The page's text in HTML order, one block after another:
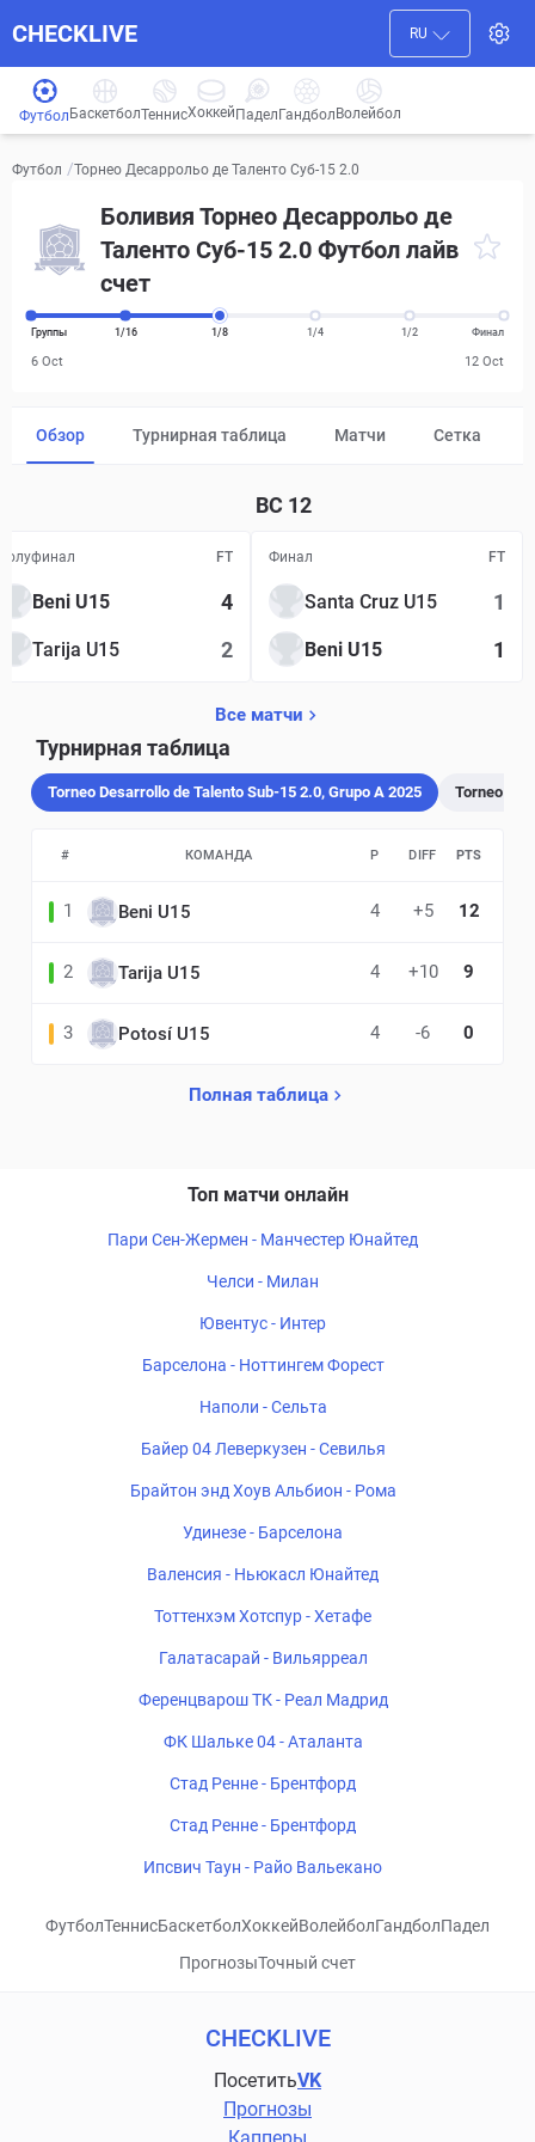
CHECKLIVE RU
Футбол БаскетболТеннисХоккей ПаделГандбол Волейбол
Футбол /Торнео Десаррольо де Таленто Суб-15 2.0
Боливия Торнео Десаррольо де
Таленто Суб-15 2.0 Футбол лайв
счет
Группы 1/16 1/8 1/4 1/2 Финал
6 Oct 12 Oct
Обзор Турнирная таблица Матчи Сетка
FT
Beni U15 4
Tarija U15 2
ВС 12
Финал FT
Santa Cruz U15 1
Beni U15 1
Все матчи
Турнирная таблица
Torneo Desarrollo de Talento Sub-15 2.0, Grupo A 2025 Torneo
# КОМАНДА P DIFF PTS
1 Beni U15 4 +5 12
2 Tarija U15 4 +10 9
3 Potosí U15 4 -6 0
Полная таблица
Топ матчи онлайн
Пари Сен-Жермен - Манчестер Юнайтед
Челси - Милан
Ювентус - Интер
Барселона - Ноттингем Форест
Наполи - Сельта
Байер 04 Леверкузен - Севилья
Брайтон энд Хоув Альбион - Рома
Удинезе - Барселона
Валенсия - Ньюкасл Юнайтед
Тоттенхэм Хотспур - Хетафе
Галатасарай - Вильярреал
Ференцварош ТК - Реал Мадрид
ФК Шальке 04 - Аталанта
Стад Ренне - Брентфорд
Стад Ренне - Брентфорд
Ипсвич Таун - Райо Вальекано
ФутболТеннисБаскетболХоккейВолейболГандболПадел
ПрогнозыТочный счет
CHECKLIVE
ПосетитьVK
Прогнозы